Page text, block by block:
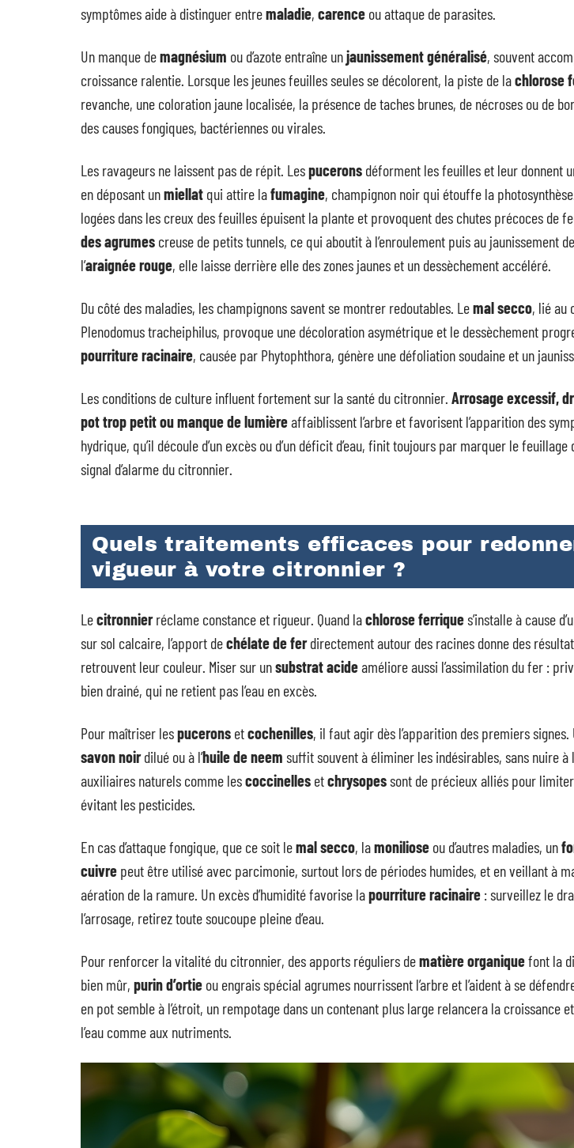
symptômes aide à distinguer entremaladie, carence ou attaque de parasites.
Un manque demagnésium ou d’azote entraîne unjaunissement généralisé, souvent
croissance ralentie. Lorsque les jeunes feuilles seules se décolorent, la piste de lachlorose
revanche, une coloration jaune localisée, la présence de taches brunes, de nécroses ou de
des causes fongiques, bactériennes ou virales.
Les ravageurs ne laissent pas de répit. Lespucerons déforment les feuilles et leur donnent
en déposant unmiellat qui attire lafumagine, champignon noir qui étouffe la
logées dans les creux des feuilles épuisent la plante et provoquent des chutes précoces de
des agrumes creuse de petits tunnels, ce qui aboutit à l’enroulement puis au jaunissement
l’araignée rouge, elle laisse derrière elle des zones jaunes et un dessèchement accéléré.
Du côté des maladies, les champignons savent se montrer redoutables. Lemal secco, lié au
Plenodomus tracheiphilus, provoque une décoloration asymétrique et le dessèchement
pourriture racinaire, causée par Phytophthora, génère une défoliation soudaine et un
Les conditions de culture influent fortement sur la santé du citronnier. Arrosage excessif,
pot trop petit ou manque de lumièreaffaiblissent l’arbre et favorisent l’apparition des
hydrique, qu’il découle d’un excès ou d’un déficit d’eau, finit toujours par marquer le feuillage
signal d’alarme du citronnier.
Quels traitements efficaces pour
vigueur à votre citronnier ?
Lecitronnierréclame constance et rigueur. Quand lachlorose ferriques’installe à cause
sur sol calcaire, l’apport dechélate de ferdirectement autour des racines donne des
retrouvent leur couleur. Miser sur unsubstrat acideaméliore aussi l’assimilation du fer :
bien drainé, qui ne retient pas l’eau en excès.
Pour maîtriser lespucerons etcochenilles, il faut agir dès l’apparition des premiers
savon noirdilué ou à l’huile de neem suffit souvent à éliminer les indésirables, sans nuire à
auxiliaires naturels comme lescoccinelles etchrysopessont de précieux alliés pour
évitant les pesticides.
En cas d’attaque fongique, que ce soit lemal secco, lamoniliose ou d’autres maladies, un
cuivre peut être utilisé avec parcimonie, surtout lors de périodes humides, et en veillant à
aération de la ramure. Un excès d’humidité favorise lapourriture racinaire : surveillez le
l’arrosage, retirez toute soucoupe pleine d’eau.
Pour renforcer la vitalité du citronnier, des apports réguliers dematière organiquefont la
bien mûr, purin d’ortie ou engrais spécial agrumes nourrissent l’arbre et l’aident à se
en pot semble à l’étroit, un rempotage dans un contenant plus large relancera la croissance
l’eau comme aux nutriments.